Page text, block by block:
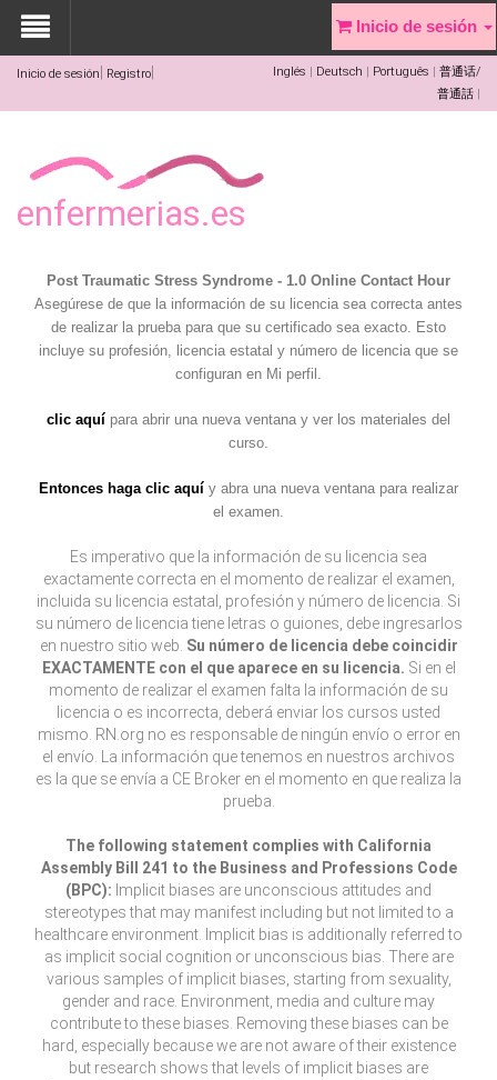
Inicio de sesión Registro Inglés Deutsch Português
普通话/
普通話
enfermerias.es
Inicio de sesión
Post Traumatic Stress Syndrome - 1.0 Online Contact Hour
Asegúrese de que la información de su licencia sea correcta antes
de realizar la prueba para que su certificado sea exacto. Esto
incluye su profesión, licencia estatal y número de licencia que se
configuran en Mi perfil.
clic aquí para abrir una nueva ventana y ver los materiales del
curso.
Entonces haga clic aquí y abra una nueva ventana para realizar
el examen.
Es imperativo que la información de su licencia sea
exactamente correcta en el momento de realizar el examen,
incluida su licencia estatal, profesión y número de licencia. Si
su número de licencia tiene letras o guiones, debe ingresarlos
en nuestro sitio web. Su número de licencia debe coincidir
EXACTAMENTE con el que aparece en su licencia. Si en el
momento de realizar el examen falta la información de su
licencia o es incorrecta, deberá enviar los cursos usted
mismo. RN.org no es responsable de ningún envío o error en
el envío. La información que tenemos en nuestros archivos
es la que se envía a CE Broker en el momento en que realiza la
prueba.
The following statement complies with California
Assembly Bill 241 to the Business and Professions Code
(BPC): Implicit biases are unconscious attitudes and
stereotypes that may manifest including but not limited to a
healthcare environment. Implicit bias is additionally referred to
as implicit social cognition or unconscious bias. There are
various samples of implicit biases, starting from sexuality,
gender and race. Environment, media and culture may
contribute to these biases. Removing these biases can be
hard, especially because we are not aware of their existence
but research shows that levels of implicit biases are